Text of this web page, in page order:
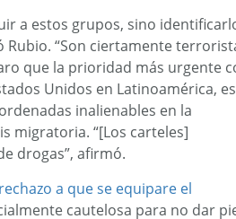
a estos grupos, sino
“Son ciertamente
que la prioridad más urgente
Unidos en Latinoamérica,
inalienables en la
migratoria. “[Los carteles]
drogas”, afirmó.
a que se equipare el
cautelosa para no dar